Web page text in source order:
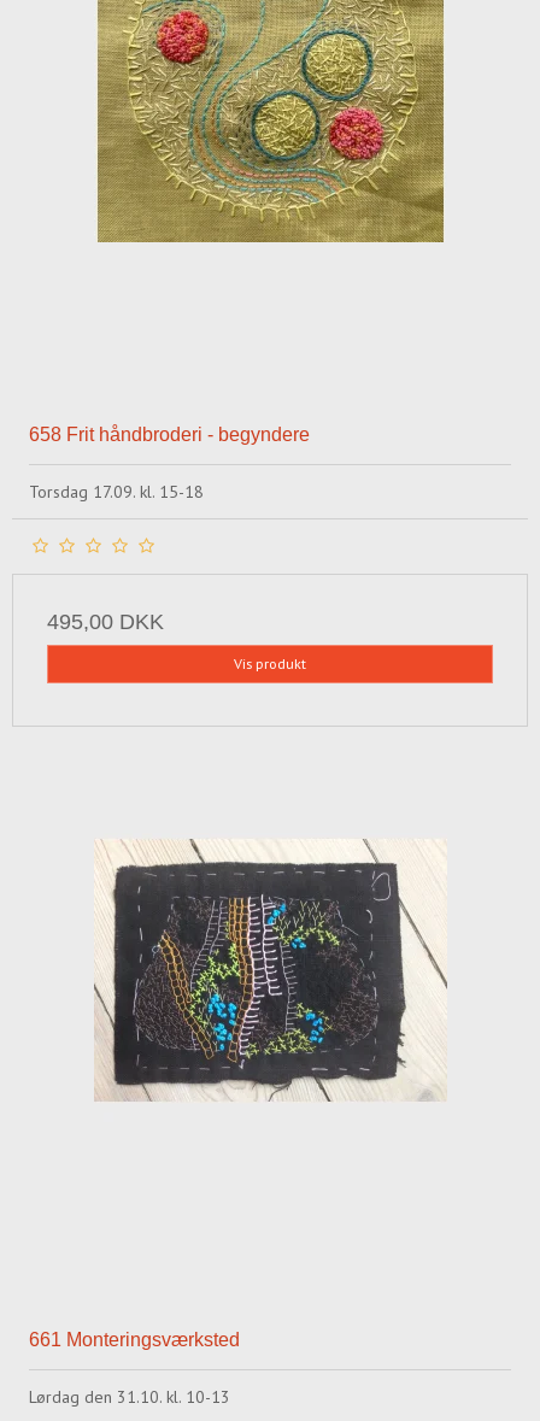
658 Frit håndbroderi - begyndere
Torsdag 17.09. kl. 15-18
495,00 DKK
Vis produkt
661 Monteringsværksted
Lørdag den 31.10. kl. 10-13